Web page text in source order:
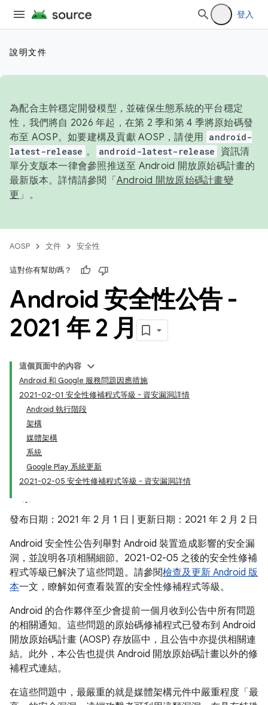
登入
說明文件
為配合主幹穩定開發模型，並確保生態系統的平台穩定
性，我們將自 2026 年起，在第 2 季和第 4 季將原始碼發
布至 AOSP。如要建構及貢獻 AOSP，請使用 android-
latest-release 。 android-latest-release
資訊清
單分支版本一律會參照推送至 Android 開放原始碼計畫的
最新版本。詳情請參閱「 Android 開放原始碼計畫變
更 」。
AOSP 文件 安全性
這對你有幫助嗎？
Android 安全性公告 -
2021 年 2 月
這個頁面中的內容
Android 和 Google 服務問題因應措施
2021-02-01 安全性修補程式等級 - 資安漏洞詳情
Android 執行階段
架構
媒體架構
系統
Google Play 系統更新
2021-02-05 安全性修補程式等級 - 資安漏洞詳情
發布日期：2021 年 2 月 1 日 | 更新日期：2021 年 2 月 2 日
Android 安全性公告列舉對 Android 裝置造成影響的安全漏
洞，並說明各項相關細節。2021-02-05 之後的安全性修補
程式等級已解決了這些問題。請參閱檢查及更新 Android 版
本一文，瞭解如何查看裝置的安全性修補程式等級。
Android 的合作夥伴至少會提前一個月收到公告中所有問題
的相關通知。這些問題的原始碼修補程式已發布到 Android
開放原始碼計畫 (AOSP) 存放區中，且公告中亦提供相關連
結。此外，本公告也提供 Android 開放原始碼計畫以外的修
補程式連結。
在這些問題中，最嚴重的就是媒體架構元件中嚴重程度「最